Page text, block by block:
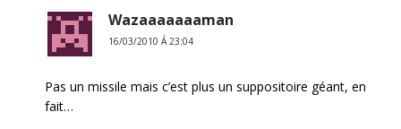
Wazaaaaaaaman
16/03/2010 Á 23:04
Pas un missile mais c’est plus un suppositoire géant, en
fait…